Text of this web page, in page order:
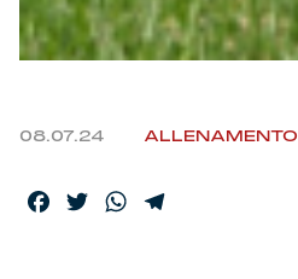
Helan x Genoa
08.07.24 ALLENAMENTO
Facebook
TwitterWhatsApp